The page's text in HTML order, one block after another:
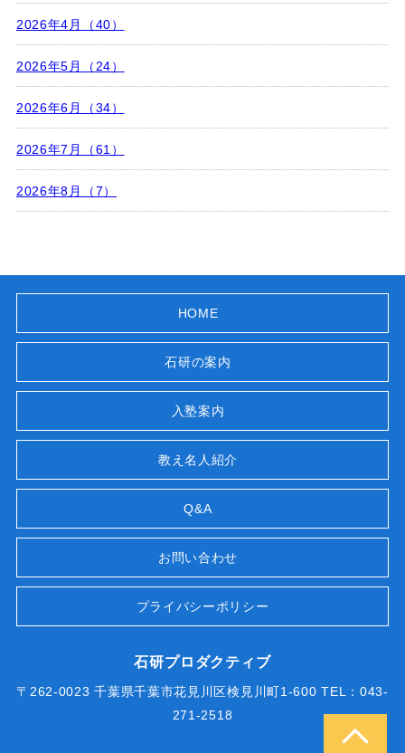
2026年4月（40）
2026年5月（24）
2026年6月（34）
2026年7月（61）
2026年8月（7）
HOME
石研の案内
入塾案内
教え名人紹介
Q&A
お問い合わせ
プライバシーポリシー
石研プロダクティブ
〒262-0023 千葉県千葉市花見川区検見川町1-600 TEL：043-
271-2518